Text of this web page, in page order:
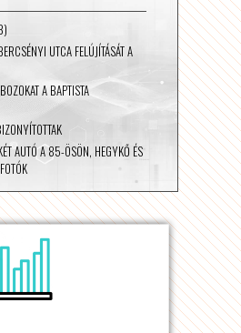
UTCA FELÚJÍTÁSÁT A
A BAPTISTA
AUTÓ A 85-ÖSÖN, HEGYKŐ ÉS